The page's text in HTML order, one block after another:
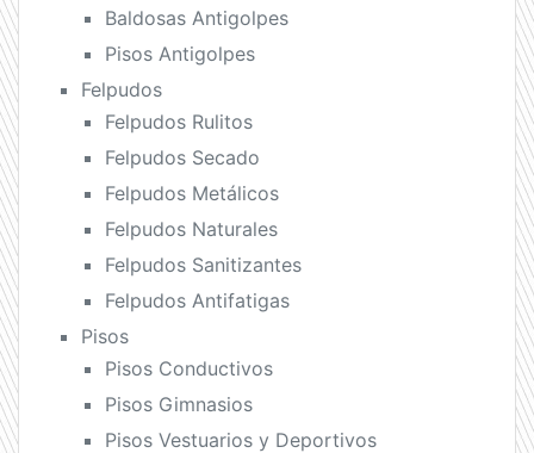
Baldosas Antigolpes
Pisos Antigolpes
Felpudos
Felpudos Rulitos
Felpudos Secado
Felpudos Metálicos
Felpudos Naturales
Felpudos Sanitizantes
Felpudos Antifatigas
Pisos
Pisos Conductivos
Pisos Gimnasios
Pisos Vestuarios y Deportivos